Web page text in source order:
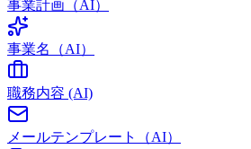
事業計画（AI）
事業名（AI）
職務内容 (AI)
メールテンプレート（AI）